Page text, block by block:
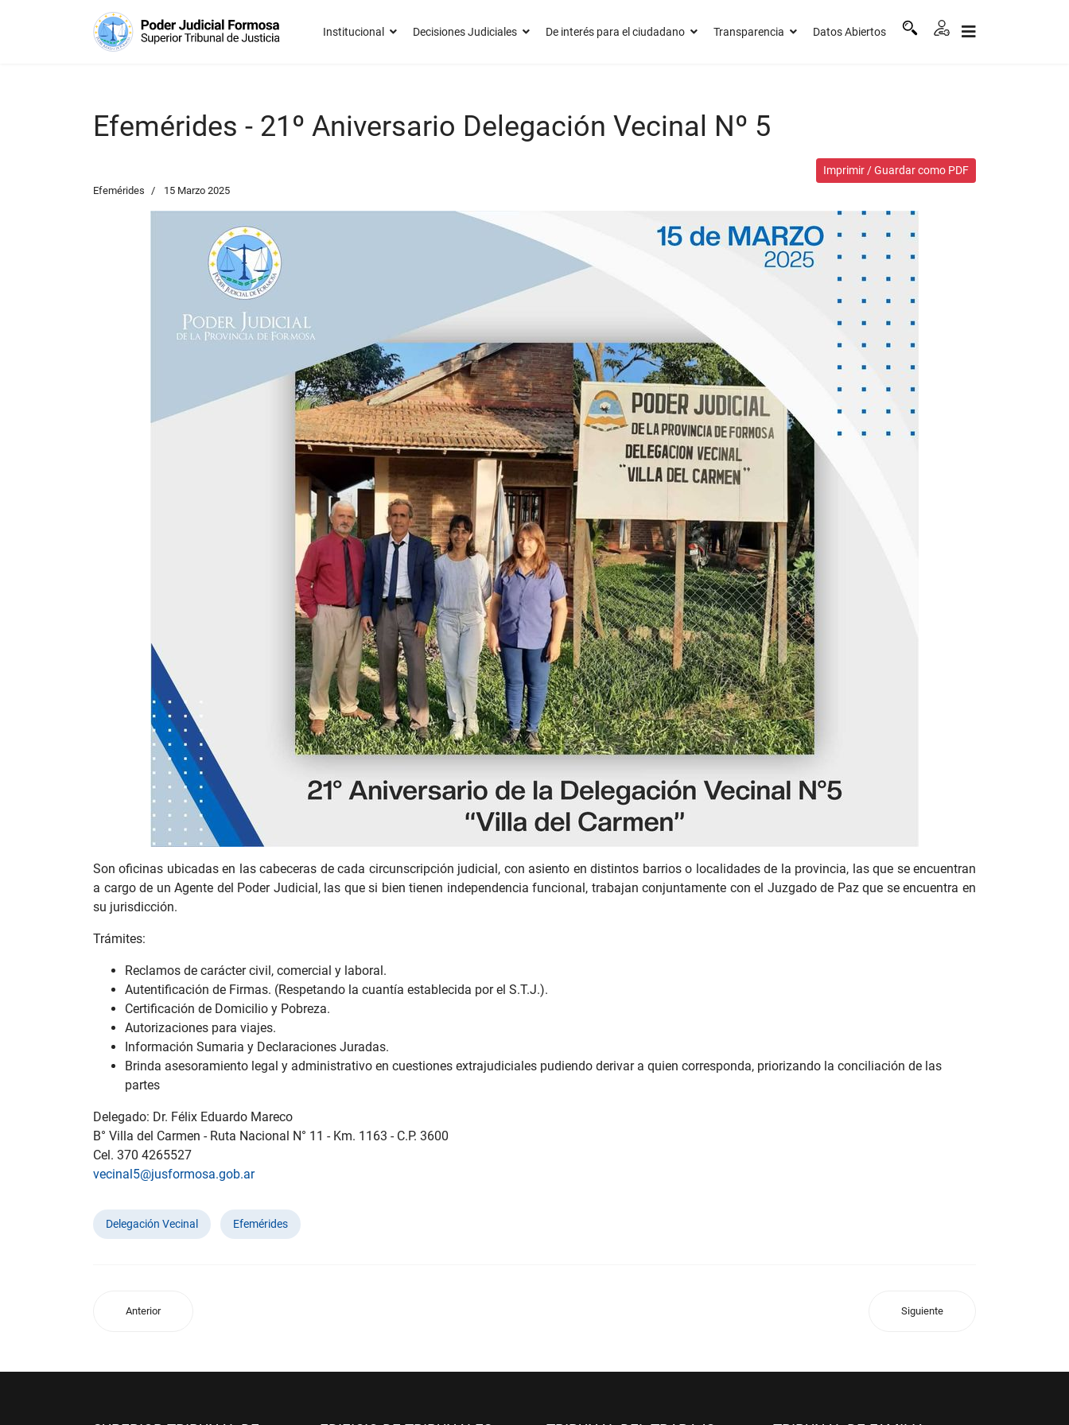
Institucional Decisiones Judiciales De interés para el ciudadano Transparencia Datos Abiertos
Efemérides - 21º Aniversario Delegación Vecinal Nº 5
Imprimir / Guardar como PDF
Efemérides 15 Marzo 2025
Son oficinas ubicadas en las cabeceras de cada circunscripción judicial, con asiento en distintos barrios o localidades de la provincia, las que se encuentran
a cargo de un Agente del Poder Judicial, las que si bien tienen independencia funcional, trabajan conjuntamente con el Juzgado de Paz que se encuentra en
su jurisdicción.
Trámites:
Reclamos de carácter civil, comercial y laboral.
Autentificación de Firmas. (Respetando la cuantía establecida por el S.T.J.).
Certificación de Domicilio y Pobreza.
Autorizaciones para viajes.
Información Sumaria y Declaraciones Juradas.
Brinda asesoramiento legal y administrativo en cuestiones extrajudiciales pudiendo derivar a quien corresponda, priorizando la conciliación de las
partes
Delegado: Dr. Félix Eduardo Mareco
B° Villa del Carmen - Ruta Nacional N° 11 - Km. 1163 - C.P. 3600
Cel. 370 4265527
vecinal5@jusformosa.gob.ar
Delegación Vecinal Efemérides
Anterior Siguiente